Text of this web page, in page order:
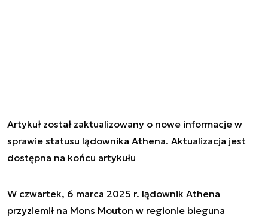
Artykuł został zaktualizowany o nowe informacje w
sprawie statusu lądownika Athena. Aktualizacja jest
dostępna na końcu artykułu
W czwartek, 6 marca 2025 r. lądownik Athena
przyziemił na Mons Mouton w regionie bieguna